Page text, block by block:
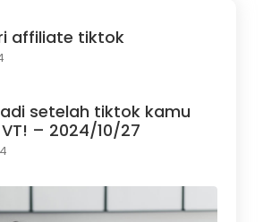
affiliate tiktok
setelah tiktok kamu
– 2024/10/27